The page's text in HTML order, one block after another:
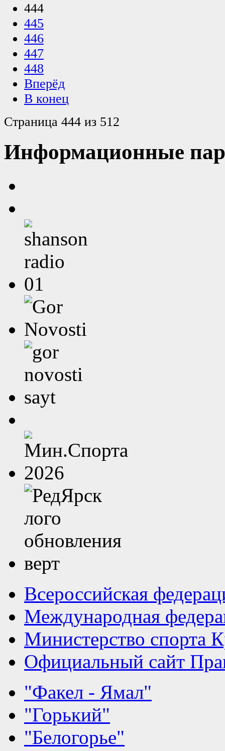
444
445
446
447
448
Вперёд
В конец
Страница 444 из 512
Информационные
Всероссийская
Международная
Министерство спорта
Официальный сайт
"Факел - Ямал"
"Горький"
"Белогорье"